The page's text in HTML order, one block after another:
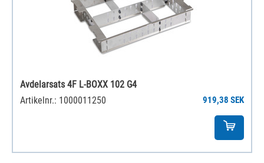
Avdelarsats 4F L-BOXX 102 G4
Artikelnr.: 1000011250
919,38 SEK